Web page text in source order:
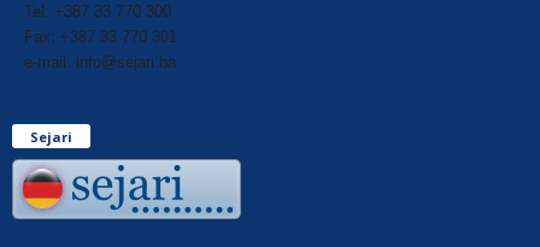
Tel: +387 33 770 300
Fax: +387 33 770 301
e-mail: info@sejari.ba
Sejari